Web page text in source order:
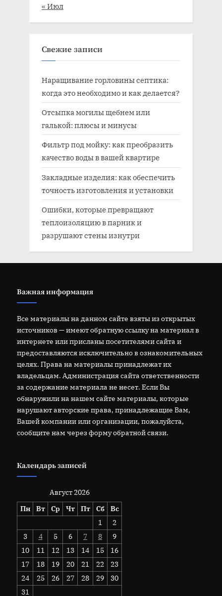
« Июл
Свежие записи
Наращивание горловины септика:
когда это необходимо и как делается?
Отсыпка могилы щебнем или
галькой: плюсы и минусы
Фильтр под мойку: как преобразить
качество воды в вашей квартире
Закладные изделия: как обеспечить
точность изготовления и установки
Ошибки, которые превращают
теплоизоляцию в парник и
разрушают стены изнутри
Важная информация
Все материалы на данном сайте взяты из открытых
источников — имеют обратную ссылку на материал в
интернете или присланы посетителями сайта и
предоставляются исключительно в ознакомительных
целях. Права на материалы принадлежат их
владельцам. Администрация сайта ответственности
за содержание материала не несет. Если Вы
обнаружили на нашем сайте материалы, которые
нарушают авторские права, принадлежащие Вам,
Вашей компании или организации, пожалуйста,
сообщите нам через форму обратной связи.
Календарь записей
Август 2026
Пн
Вт Ср Чт Пт Сб
Вс
1
2
3
4 5 6 7 8
9
10
11 12 13 14 15
16
17
18 19 20 21 22
23
24
25 26 27 28 29
30
31